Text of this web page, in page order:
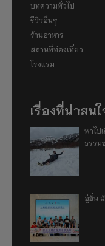
บทความทั่วไป
รีวิวอื่นๆ
ร้านอาหาร
สถานที่ท่องเที่ยว
โรงแรม
เรื่องที่น่าสนใ
พาไป
ธรรม
อู่ฮั่น